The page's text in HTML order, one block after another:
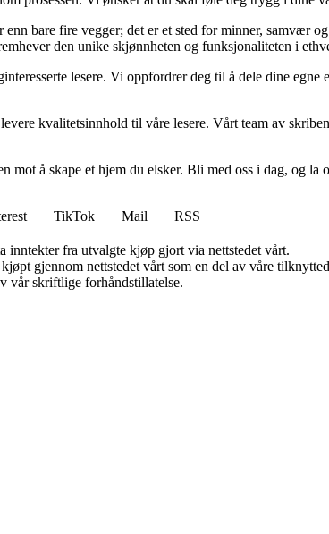
bare fire vegger; det er et sted for minner, samvær
den unike skjønnheten og funksjonaliteten i
lesere. Vi oppfordrer deg til å dele dine
kvalitetsinnhold til våre lesere. Vårt team av
å skape et hjem du elsker. Bli med oss i dag, og
TikTok Mail
RSS
fra utvalgte kjøp gjort via nettstedet vårt.
gjennom nettstedet vårt som en del av våre
vår skriftlige forhåndstillatelse.